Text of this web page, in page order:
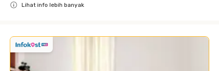
Lihat info lebih banyak